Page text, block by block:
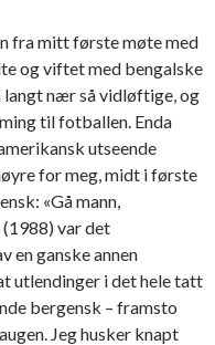
fra mitt første møte med
og viftet med bengalske
langt nær så vidløftige, og
til fotballen. Enda
utseende
for meg, midt i første
«Gå mann,
(1988) var det
en ganske annen
utlendinger i det hele tatt
bergensk – framsto
Jeg husker knapt